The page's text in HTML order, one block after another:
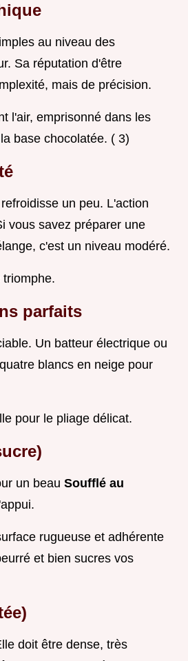
au niveau des
Sa réputation d'être
mais de précision.
l'air, emprisonné dans les
base chocolatée. ( 3)
un peu. L'action
vous savez préparer une
c'est un niveau modéré.
parfaits
Un batteur électrique ou
blancs en neige pour
pour le pliage délicat.
un beau Soufflé au
rugueuse et adhérente
et bien sucres vos
doit être dense, très